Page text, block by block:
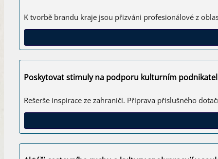
K tvorbě brandu kraje jsou přizváni profesionálové z
Poskytovat stimuly na podporu kulturním
Rešerše inspirace ze zahraničí. Příprava příslušného